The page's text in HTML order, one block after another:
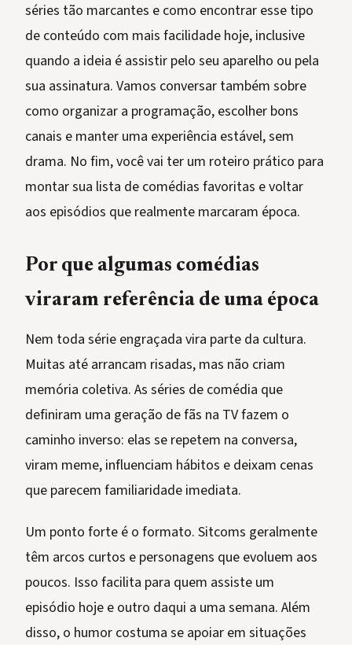
séries tão marcantes e como encontrar esse tipo
de conteúdo com mais facilidade hoje, inclusive
quando a ideia é assistir pelo seu aparelho ou pela
sua assinatura. Vamos conversar também sobre
como organizar a programação, escolher bons
canais e manter uma experiência estável, sem
drama. No fim, você vai ter um roteiro prático para
montar sua lista de comédias favoritas e voltar
aos episódios que realmente marcaram época.
Por que algumas comédias
viraram referência de uma época
Nem toda série engraçada vira parte da cultura.
Muitas até arrancam risadas, mas não criam
memória coletiva. As séries de comédia que
definiram uma geração de fãs na TV fazem o
caminho inverso: elas se repetem na conversa,
viram meme, influenciam hábitos e deixam cenas
que parecem familiaridade imediata.
Um ponto forte é o formato. Sitcoms geralmente
têm arcos curtos e personagens que evoluem aos
poucos. Isso facilita para quem assiste um
episódio hoje e outro daqui a uma semana. Além
disso, o humor costuma se apoiar em situações